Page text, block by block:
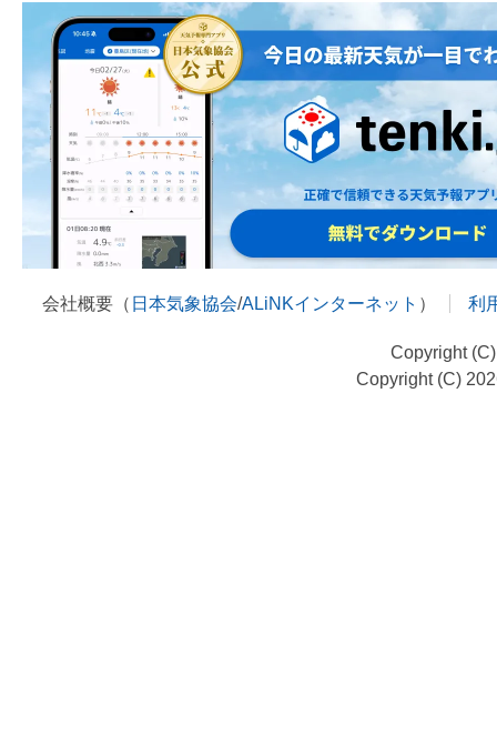
会社概要（ 日本気象協会/ALiNKインターネット ） 利
Copyright
Copyright (C)